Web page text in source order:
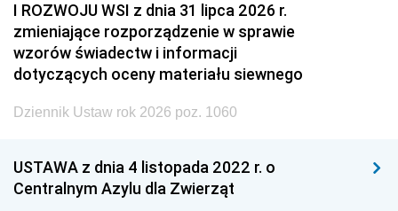
I ROZWOJU WSI z dnia 31 lipca 2026 r.
zmieniające rozporządzenie w sprawie
wzorów świadectw i informacji
dotyczących oceny materiału siewnego
Dziennik Ustaw rok 2026 poz. 1060
USTAWA z dnia 4 listopada 2022 r. o
Centralnym Azylu dla Zwierząt